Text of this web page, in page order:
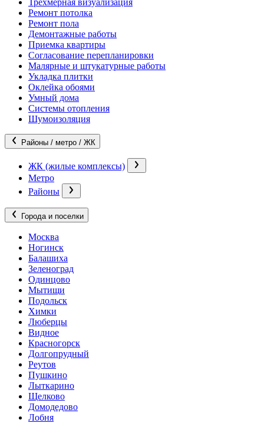
Трехмерная визуализация
Ремонт потолка
Ремонт пола
Демонтажные работы
Приемка квартиры
Согласование перепланировки
Малярные и штукатурные работы
Укладка плитки
Оклейка обоями
Умный дома
Системы отопления
Шумоизоляция
Районы / метро / ЖК
ЖК (жилые комплексы)
Метро
Районы
Города и поселки
Москва
Ногинск
Балашиха
Зеленоград
Одинцово
Мытищи
Подольск
Химки
Люберцы
Видное
Красногорск
Долгопрудный
Реутов
Пушкино
Лыткарино
Щелково
Домодедово
Лобня